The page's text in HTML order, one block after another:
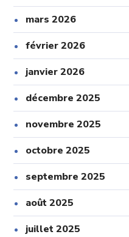
mars 2026
février 2026
janvier 2026
décembre 2025
novembre 2025
octobre 2025
septembre 2025
août 2025
juillet 2025